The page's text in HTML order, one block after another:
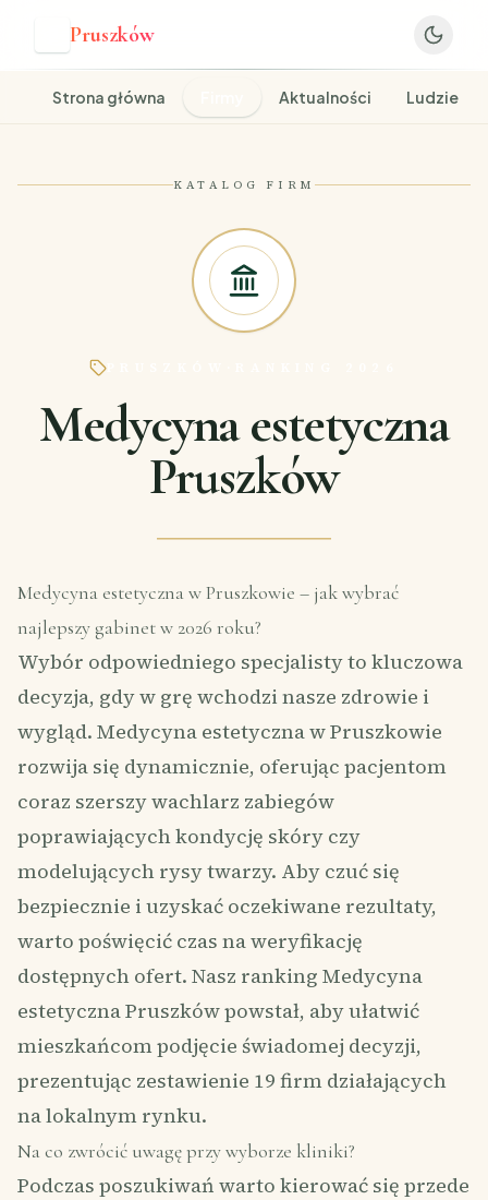
Pruszków
Strona główna Aktualności Ludzie
KATALOG FIRM
PRUSZKÓW
Medycyna estetyczna
Pruszków
Medycyna estetyczna w Pruszkowie – jak wybrać
najlepszy gabinet w 2026 roku?
Wybór odpowiedniego specjalisty to kluczowa
decyzja, gdy w grę wchodzi nasze zdrowie i
wygląd. Medycyna estetyczna w Pruszkowie
rozwija się dynamicznie, oferując pacjentom
coraz szerszy wachlarz zabiegów
poprawiających kondycję skóry czy
modelujących rysy twarzy. Aby czuć się
bezpiecznie i uzyskać oczekiwane rezultaty,
warto poświęcić czas na weryfikację
dostępnych ofert. Nasz ranking Medycyna
estetyczna Pruszków powstał, aby ułatwić
mieszkańcom podjęcie świadomej decyzji,
prezentując zestawienie 19 firm działających
na lokalnym rynku.
Na co zwrócić uwagę przy wyborze kliniki?
Podczas poszukiwań warto kierować się przede